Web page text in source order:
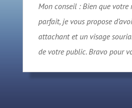
Mon conseil : Bien que votre
parfait, je vous propose
attachant et un visage
de votre public. Bravo pour